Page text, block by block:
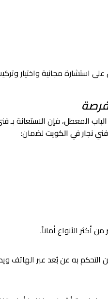
استشارة مجانية واختيار
المعطل، فإن الاستعانة بـ
نجار في الكويتلضمان:
أكثر الأنواع أماناً.
التحكم به عن بُعد عبر الهاتف